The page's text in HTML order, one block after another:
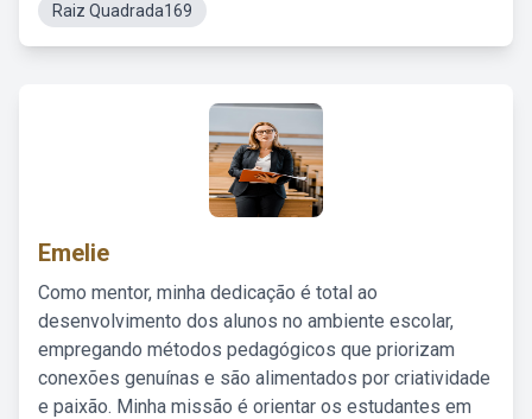
Raiz Quadrada169
Emelie
Como mentor, minha dedicação é total ao
desenvolvimento dos alunos no ambiente escolar,
empregando métodos pedagógicos que priorizam
conexões genuínas e são alimentados por criatividade
e paixão. Minha missão é orientar os estudantes em